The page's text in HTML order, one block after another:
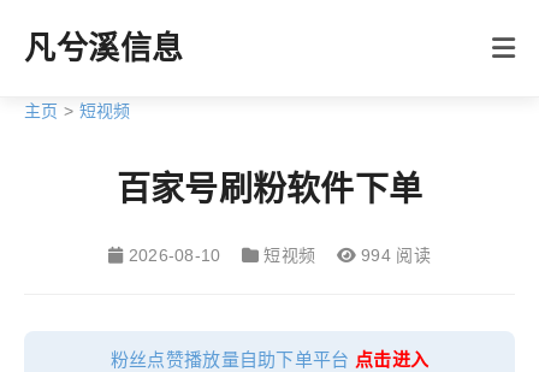
凡兮溪信息
主页 > 短视频
百家号刷粉软件下单
2026-08-10 短视频 994 阅读
粉丝点赞播放量自助下单平台 点击进入